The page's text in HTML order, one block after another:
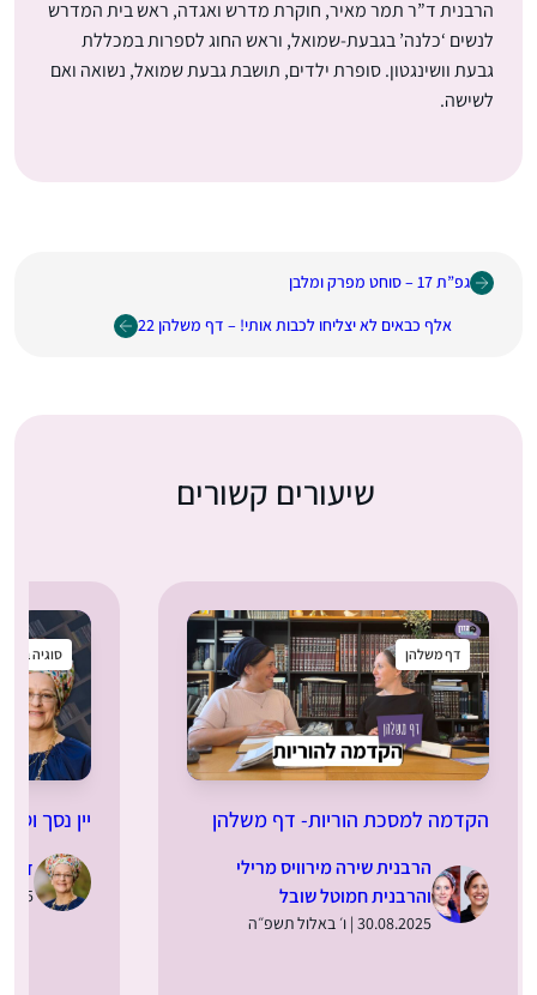
הרבנית ד”ר תמר מאיר, חוקרת מדרש ואגדה, ראש בית המדרש
לנשים ‘כלנה’ ​בגבעת-שמואל, וראש החוג לספרות במכללת
גבעת וושינגטון. סופרת ילדים, תושבת גבעת שמואל, נשואה ואם
לשישה.
גפ”ת 17 – סוחט מפרק ומלבן
אלף כבאים לא יצליחו לכבות אותי! – דף משלהן 22
שיעורים קשורים
דף משלהן
הקדמה למסכת הוריות- דף משלהן
הרבנית שירה מירוויס מרילי
והרבנית חמוטל שובל
30.08.2025 | ו׳ באלול תשפ״ה
סוגיה
יין נסך
ד”ר
28.08.2025